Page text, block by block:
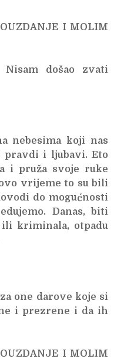
I MOLIM
došao zvati
nebesima koji nas
pravdi i ljubavi. Eto
i pruža svoje ruke
vrijeme to su bili
do mogućnosti
Danas, biti
kriminala, otpadu
one darove koje si
i prezrene i da ih
I MOLIM